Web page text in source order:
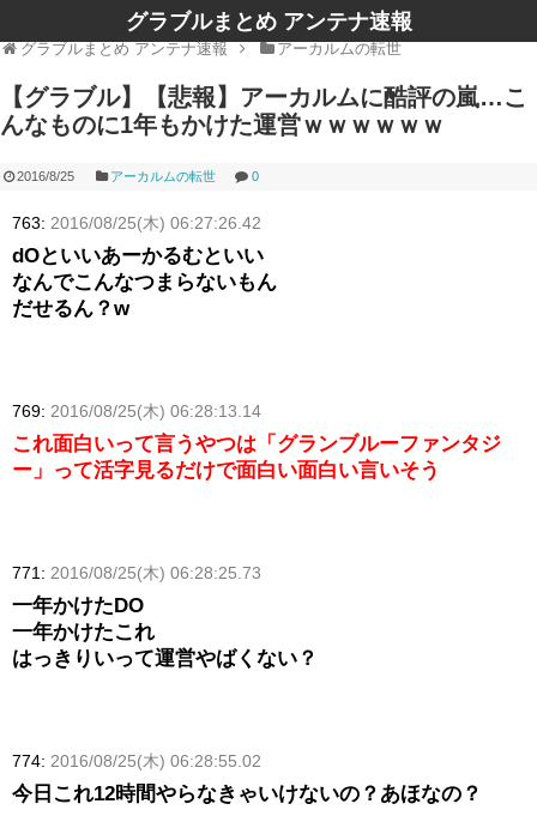
グラブルまとめ アンテナ速報
グラブルまとめ アンテナ速報 アーカルムの転世
【グラブル】【悲報】アーカルムに酷評の嵐…こ
んなものに1年もかけた運営ｗｗｗｗｗｗ
2016/8/25 アーカルムの転世 0
763: 2016/08/25(木) 06:27:26.42
dOといいあーかるむといい
なんでこんなつまらないもん
だせるん？w
769: 2016/08/25(木) 06:28:13.14
これ面白いって言うやつは「グランブルーファンタジ
ー」って活字見るだけで面白い面白い言いそう
771: 2016/08/25(木) 06:28:25.73
一年かけたDO
一年かけたこれ
はっきりいって運営やばくない？
774: 2016/08/25(木) 06:28:55.02
今日これ12時間やらなきゃいけないの？あほなの？